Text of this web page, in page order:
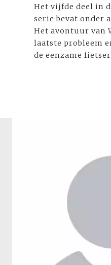
Het vijfde deel in
serie bevat onder
Het avontuur van
laatste probleem
de eenzame fietser.